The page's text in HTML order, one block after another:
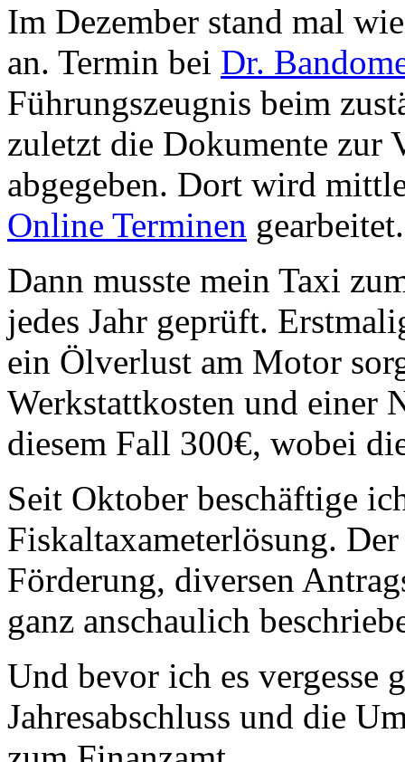
Im Dezember stand mal
an. Termin bei Dr.
Führungszeugnis beim
zuletzt die Dokumente zur
abgegeben. Dort wird
Online Terminen
Dann musste mein Taxi
jedes Jahr geprüft.
ein Ölverlust am Motor
Werkstattkosten und einer
diesem Fall 300€, wobei
Seit Oktober beschäftige
Fiskaltaxameterlösung.
Förderung, diversen
ganz anschaulich
Und bevor ich es vergesse
Jahresabschluss und die